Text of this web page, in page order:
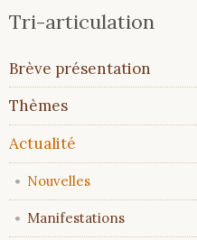
Tri-articulation
Aller
au
contenu
Brève présentation
Thèmes
Actualité
Nouvelles
Manifestations